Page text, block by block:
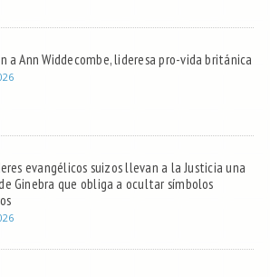
a Ann Widdecombe, lideresa pro-vida británica
evangélicos suizos llevan a la Justicia una
Ginebra que obliga a ocultar símbolos